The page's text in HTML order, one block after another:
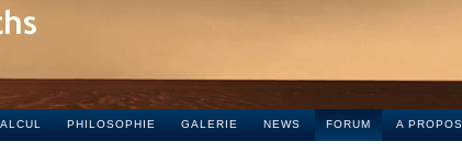
PHILOSOPHIE GALERIE NEWS FORUM A PROPOS